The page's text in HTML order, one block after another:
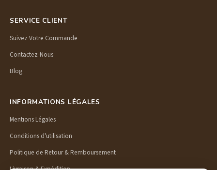
SERVICE CLIENT
Suivez Votre Commande
Contactez-Nous
Blog
INFORMATIONS LÉGALES
Mentions Légales
Conditions d'utilisation
Politique de Retour & Remboursement